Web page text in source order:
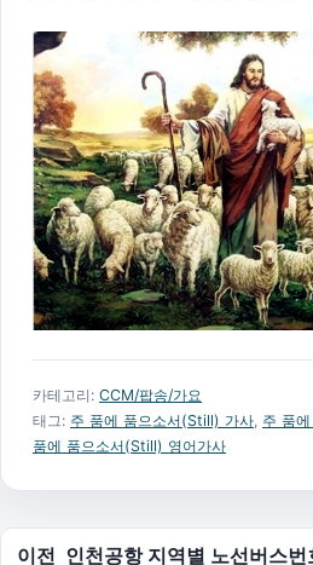
카테고리: CCM/팝송/가요
태그: 주 품에 품으소서(Still) 가사 주 품
품에 품으소서(Still) 영어가사
글 탐색
이전 인천공항 지역별 노선버스